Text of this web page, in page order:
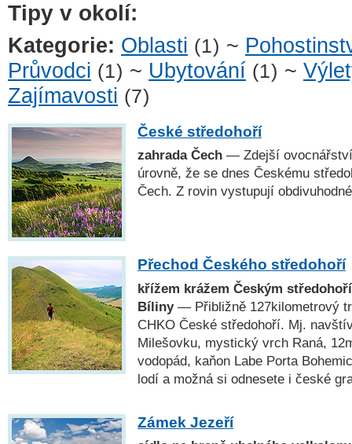
Tipy v okolí:
Kategorie: Oblasti (1) ~
Průvodci (1) ~ Ubytování (1) ~
Zajímavosti (7)
České středohoří
zahrada Čech — Zdejší
úrovně, že se dnes Českému
Čech. Z rovin vystupují
Přechod Českého středohoří
křížem krážem Českým
Bíliny— Přibližně 127kilometrový
CHKO České středohoří. Mj.
Milešovku, mystický vrch Raná,
vodopád, kaňon Labe Porta
lodí a možná si odnesete i české
Zámek Jezeří